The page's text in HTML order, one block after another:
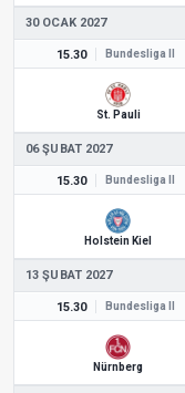
30 OCAK 2027
15.30 Bundesliga II
St. Pauli
06 ŞUBAT 2027
15.30 Bundesliga II
Holstein Kiel
13 ŞUBAT 2027
15.30 Bundesliga II
Nürnberg